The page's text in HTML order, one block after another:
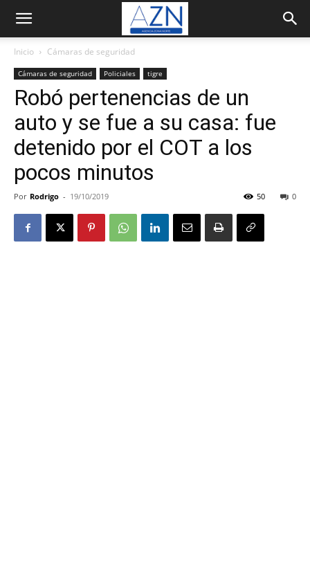
Inicio Cámaras de seguridad
Cámaras de seguridad Policiales tigre
Robó pertenencias de un
auto y se fue a su casa: fue
detenido por el COT a los
pocos minutos
Por Rodrigo - 19/10/2019 0
50